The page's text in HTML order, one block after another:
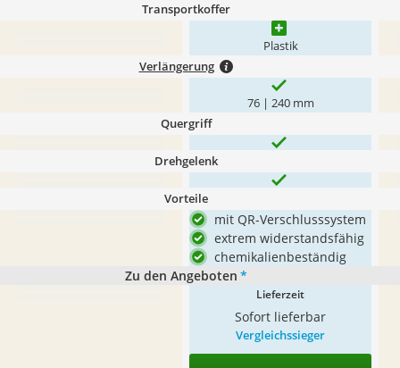
Transportkoffer
Plastik
Verlängerung
76 | 240 mm
Quergriff
Drehgelenk
Vorteile
mit QR-Verschlusssystem
extrem widerstandsfähig
chemikalienbeständig
Zu den Angeboten *
Lieferzeit
Sofort lieferbar
Vergleichssieger